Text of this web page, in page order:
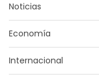
Noticias
Economía
Internacional